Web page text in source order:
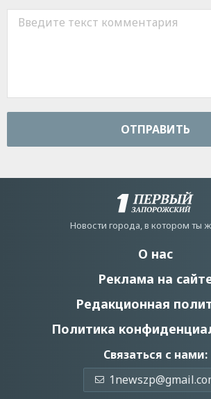
ОТПРАВИТЬ
Новости города, в котором ты
О нас
Реклама на
Редакционная
Политика
Связаться с нами: